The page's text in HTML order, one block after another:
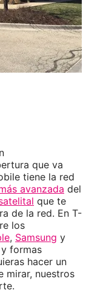
que va
tiene la red
avanzada del
que te
de la red. En T-
los
, Samsung y
formas
hacer un
mirar, nuestros